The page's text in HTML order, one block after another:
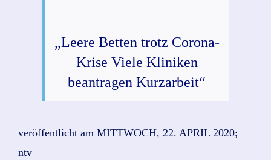
„Leere Betten trotz Corona-
Krise Viele Kliniken
beantragen Kurzarbeit“
veröffentlicht am MITTWOCH, 22. APRIL 2020;
ntv